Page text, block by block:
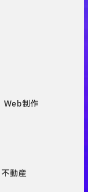
Web制作
不動産